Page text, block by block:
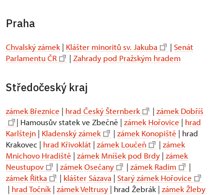
Praha
Chvalský zámek | Klášter minoritů sv. Jakuba | Senát
Parlamentu ČR
| Zahrady pod Pražským hradem
Středočeský kraj
zámek Březnice | hrad Český Šternberk | zámek Dobříš
| Hamousův statek ve Zbečně | zámek Hořovice | hrad
Karlštejn | Kladenský zámek | zámek Konopiště | hrad
Krakovec | hrad Křivoklát | zámek Loučeň | zámek
Mnichovo Hradiště | zámek Mníšek pod Brdy | zámek
Neustupov
| zámek Osečany | zámek Radim
|
zámek Řitka
| klášter Sázava | Starý zámek Hořovice
| hrad Točník | zámek Veltrusy | hrad Žebrák | zámek Žleby